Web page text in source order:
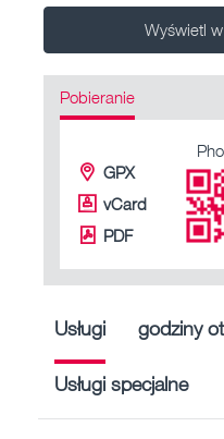
Wyświetl
Pobieranie
GPX
vCard
PDF
Usługi godziny
Usługi specjalne